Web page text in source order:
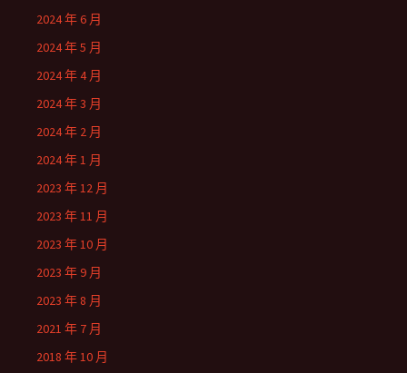
2024 年 6 月
2024 年 5 月
2024 年 4 月
2024 年 3 月
2024 年 2 月
2024 年 1 月
2023 年 12 月
2023 年 11 月
2023 年 10 月
2023 年 9 月
2023 年 8 月
2021 年 7 月
2018 年 10 月